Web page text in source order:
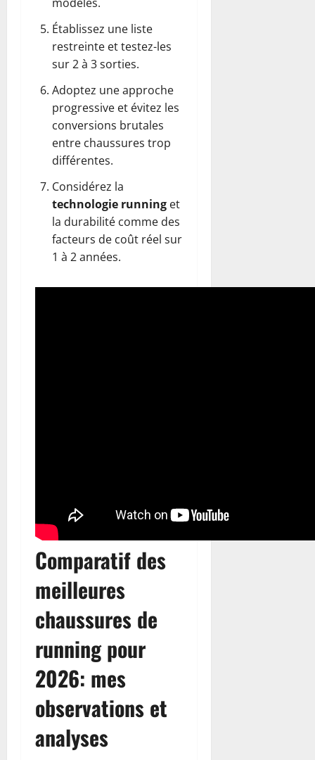
Établissez une liste
restreinte et testez-les
sur 2 à 3 sorties.
Adoptez une approche
progressive et évitez les
conversions brutales
entre chaussures trop
différentes.
Considérez la
technologie running et
la durabilité comme des
facteurs de coût réel sur
1 à 2 années.
Comparatif des
meilleures
chaussures de
running pour
2026: mes
observations et
analyses